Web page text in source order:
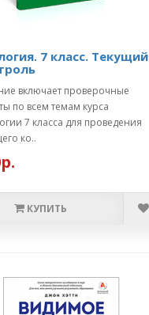
7 класс. Текущий
включает проверочные
по всем темам курса
7 класса для проведения
ко..
КУПИТЬ